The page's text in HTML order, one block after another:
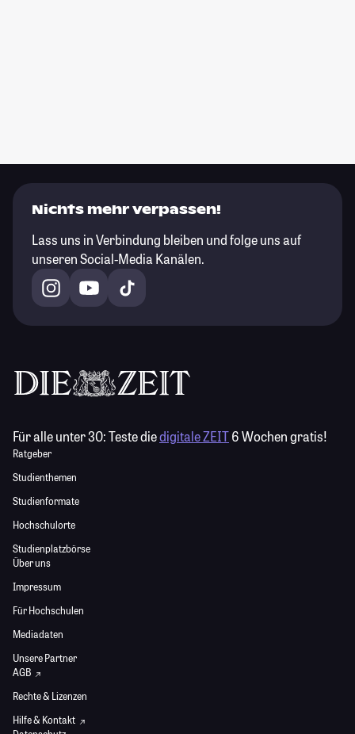
Nichts mehr verpassen!
Lass uns in Verbindung bleiben und folge uns auf
unseren Social-Media Kanälen.
Für alle unter 30:Teste diedigitale ZEIT6 Wochen gratis!
Ratgeber
Studienthemen
Studienformate
Hochschulorte
Studienplatzbörse
Über uns
Impressum
Für Hochschulen
Mediadaten
Unsere Partner
AGB
Rechte & Lizenzen
Hilfe & Kontakt